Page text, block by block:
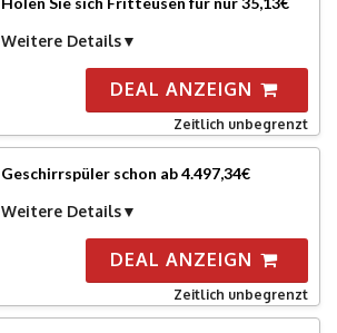
Weitere Details
DEAL ANZEIGN
Zeitlich unbegrenzt
Geschirrspüler schon ab 4.497,34€
Weitere Details
DEAL ANZEIGN
Zeitlich unbegrenzt